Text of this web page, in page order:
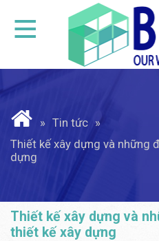
Tin tức
Thiết kế xây dựng và những
dựng
Thiết kế xây dựng và
thiết kế xây dựng